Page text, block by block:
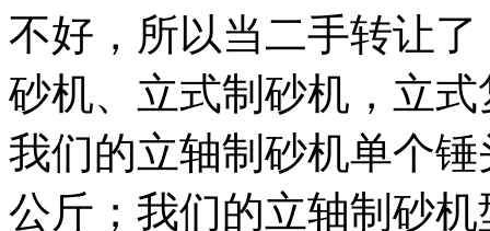
不好，所以当二手转让
砂机、立式制砂机，立
我们的立轴制砂机单个
公斤；我们的立轴制砂